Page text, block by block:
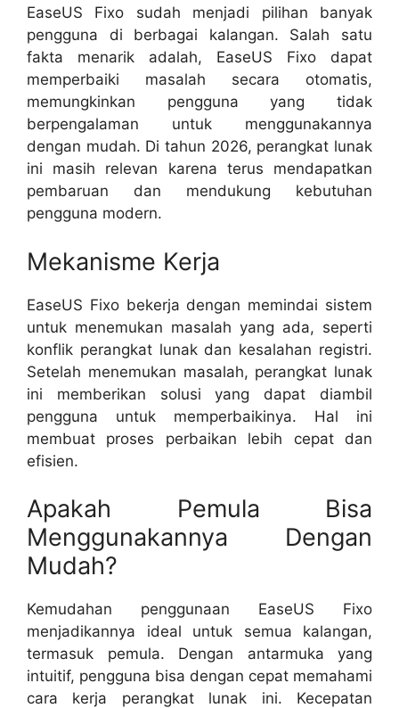
EaseUS Fixo sudah menjadi pilihan banyak
pengguna di berbagai kalangan. Salah satu
fakta menarik adalah, EaseUS Fixo dapat
memperbaiki masalah secara otomatis,
memungkinkan pengguna yang tidak
berpengalaman untuk menggunakannya
dengan mudah. Di tahun 2026, perangkat lunak
ini masih relevan karena terus mendapatkan
pembaruan dan mendukung kebutuhan
pengguna modern.
Mekanisme Kerja
EaseUS Fixo bekerja dengan memindai sistem
untuk menemukan masalah yang ada, seperti
konflik perangkat lunak dan kesalahan registri.
Setelah menemukan masalah, perangkat lunak
ini memberikan solusi yang dapat diambil
pengguna untuk memperbaikinya. Hal ini
membuat proses perbaikan lebih cepat dan
efisien.
Apakah Pemula Bisa
Menggunakannya Dengan
Mudah?
Kemudahan penggunaan EaseUS Fixo
menjadikannya ideal untuk semua kalangan,
termasuk pemula. Dengan antarmuka yang
intuitif, pengguna bisa dengan cepat memahami
cara kerja perangkat lunak ini. Kecepatan